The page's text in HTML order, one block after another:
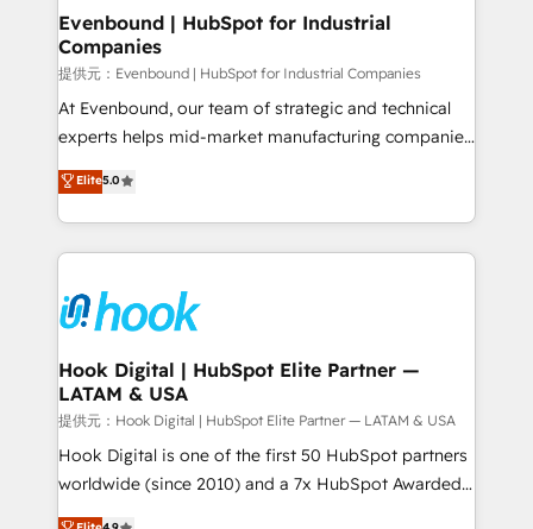
Agent Creation 🔄 Custom Integrations & Data
Migration Why 1406 We become part of your team.
Your team learns while we build. We fix what others
broke. Built for mid-market reality—practical
solutions that work with your actual headcount and
HubSpot partners 🔄 Top 5% globally in client
retention 📅 8+ years of consistent results since 2017
move beyond spreadsheets into unified systems
that drive real business results.
Evenbound | HubSpot for Industrial
Companies
提供元：Evenbound | HubSpot for Industrial Companies
At Evenbound, our team of strategic and technical
experts helps mid-market manufacturing companies
achieve real growth. We specialize in delivering
tailored solutions that drive results by leveraging
HubSpot’s platform and data to fuel success.
Technical Solutions: - HubSpot Technical Consulting -
Onboarding - Data Migration & Integrations -
Technical Audit & Optimization Strategic Solutions: -
Revenue Operations - Inbound Marketing -
Outbound Marketing - HubSpot CMS Website
Design & Development We empower our clients to
reach their full potential by providing transparent,
relationship-driven support. With over 300 HubSpot
Elite5.0
Hook Digital | HubSpot Elite Partner —
LATAM & USA
提供元：Hook Digital | HubSpot Elite Partner — LATAM & USA
Hook Digital is one of the first 50 HubSpot partners
worldwide (since 2010) and a 7x HubSpot Awarded
Elite Partner. With 500+ projects across the U.S.,